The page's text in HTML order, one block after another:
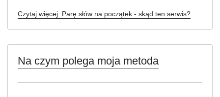
Czytaj więcej: Parę słów na początek - skąd ten serwis?
Na czym polega moja metoda